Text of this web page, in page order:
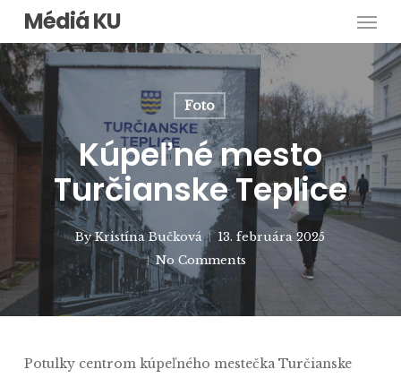
Skip
main
content
Médiá KU
Foto
Kúpeľné mesto
Turčianske Teplice
By Kristína Bučková
13. februára 2025
No Comments
Potulky centrom kúpeľného mestečka Turčianske